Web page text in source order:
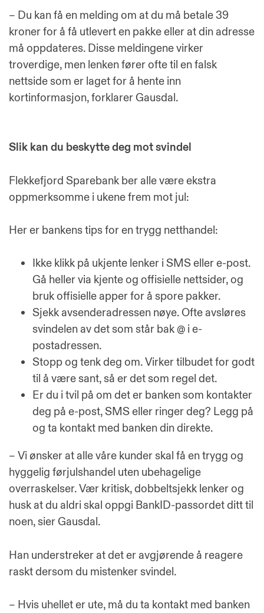
– Du kan få en melding om at du må betale 39
kroner for å få utlevert en pakke eller at din adresse
må oppdateres. Disse meldingene virker
troverdige, men lenken fører ofte til en falsk
nettside som er laget for å hente inn
kortinformasjon, forklarer Gausdal.
Slik kan du beskytte deg mot svindel
Flekkefjord Sparebank ber alle være ekstra
oppmerksomme i ukene frem mot jul:
Her er bankens tips for en trygg netthandel:
Ikke klikk på ukjente lenker i SMS eller e-post.
Gå heller via kjente og offisielle nettsider, og
bruk offisielle apper for å spore pakker.
Sjekk avsenderadressen nøye. Ofte avsløres
svindelen av det som står bak @ i e-
postadressen.
Stopp og tenk deg om. Virker tilbudet for godt
til å være sant, så er det som regel det.
Er du i tvil på om det er banken som kontakter
deg på e-post, SMS eller ringer deg? Legg på
og ta kontakt med banken din direkte.
– Vi ønsker at alle våre kunder skal få en trygg og
hyggelig førjulshandel uten ubehagelige
overraskelser. Vær kritisk, dobbeltsjekk lenker og
husk at du aldri skal oppgi BankID-passordet ditt til
noen, sier Gausdal.
Han understreker at det er avgjørende å reagere
raskt dersom du mistenker svindel.
– Hvis uhellet er ute, må du ta kontakt med banken